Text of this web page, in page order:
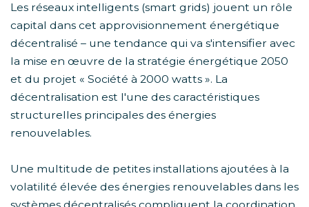
Les réseaux intelligents (smart grids) jouent un rôle
capital dans cet approvisionnement énergétique
décentralisé – une tendance qui va s'intensifier avec
la mise en œuvre de la stratégie énergétique 2050
et du projet « Société à 2000 watts ». La
décentralisation est l'une des caractéristiques
structurelles principales des énergies
renouvelables.
Une multitude de petites installations ajoutées à la
volatilité élevée des énergies renouvelables dans les